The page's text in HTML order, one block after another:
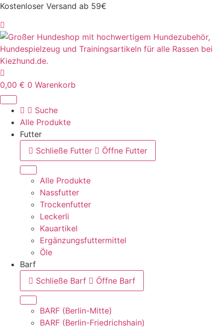
Kostenloser Versand ab 59€
0,00 € 0 Warenkorb
Suche
Alle Produkte
Futter
Schließe Futter
Öffne Futter
Alle Produkte
Nassfutter
Trockenfutter
Leckerli
Kauartikel
Ergänzungsfuttermittel
Öle
Barf
Schließe Barf
Öffne Barf
BARF (Berlin-Mitte)
BARF (Berlin-Friedrichshain)